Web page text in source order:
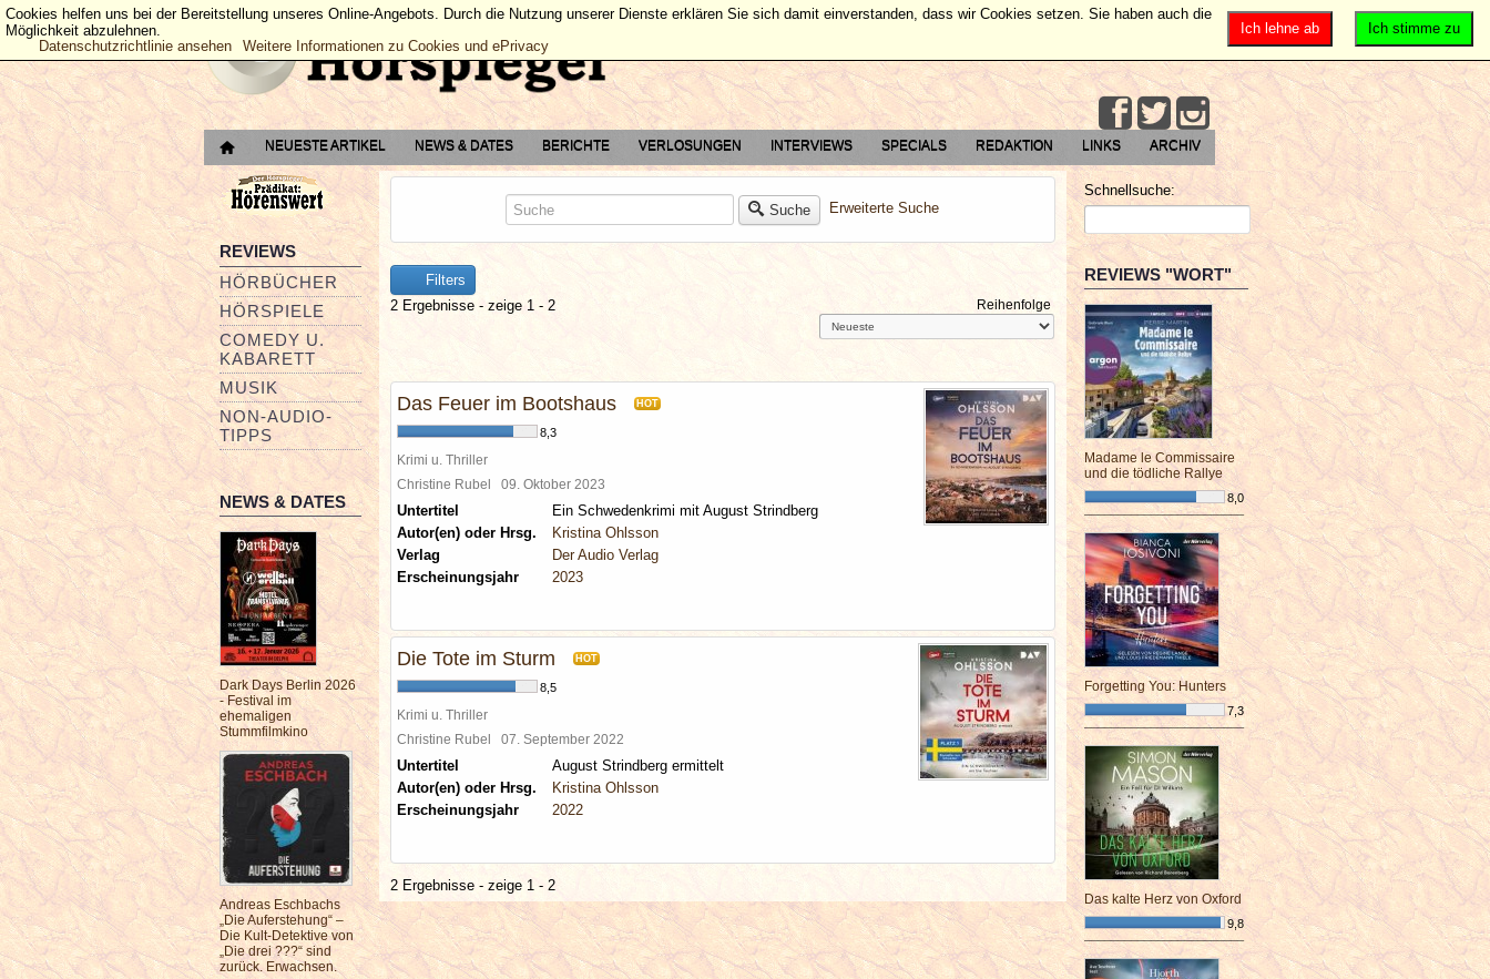
NEUESTE ARTIKEL NEWS & DATES BERICHTE VERLOSUNGEN INTERVIEWS SPECIALS REDAKTION LINKS ARCHIV
REVIEWS
HÖRBÜCHER
HÖRSPIELE
COMEDY U.
KABARETT
MUSIK
NON-AUDIO-
TIPPS
NEWS & DATES
Dark Days Berlin 2026
- Festival im
ehemaligen
Stummfilmkino
Andreas Eschbachs
„Die Auferstehung“ –
Die Kult-Detektive von
„Die drei ???“ sind
zurück. Erwachsen.
Suche Erweiterte Suche
Filters
2 Ergebnisse - zeige 1 - 2
Reihenfolge
Das Feuer im Bootshaus HOT
8,3
Krimi u. Thriller
Christine Rubel 09. Oktober 2023
Untertitel
Ein Schwedenkrimi mit August Strindberg
Autor(en) oder Hrsg.
Kristina Ohlsson
Verlag
Der Audio Verlag
Erscheinungsjahr
2023
Die Tote im Sturm HOT
8,5
Krimi u. Thriller
Christine Rubel 07. September 2022
Untertitel
August Strindberg ermittelt
Autor(en) oder Hrsg.
Kristina Ohlsson
Erscheinungsjahr
2022
2 Ergebnisse - zeige 1 - 2
Schnellsuche:
REVIEWS "WORT"
Madame le Commissaire
und die tödliche Rallye
8,0
¯¯¯¯¯¯¯¯¯¯¯¯¯¯¯¯¯¯¯¯¯¯¯¯
Forgetting You: Hunters
7,3
¯¯¯¯¯¯¯¯¯¯¯¯¯¯¯¯¯¯¯¯¯¯¯¯
Das kalte Herz von Oxford
9,8
¯¯¯¯¯¯¯¯¯¯¯¯¯¯¯¯¯¯¯¯¯¯¯¯
Ich stimme zu
Ich lehne ab
Cookies helfen uns bei der Bereitstellung unseres Online-Angebots. Durch die Nutzung unserer Dienste erklären Sie sich damit einverstanden, dass wir Cookies setzen. Sie haben auch die
Möglichkeit abzulehnen.
Datenschutzrichtlinie ansehen
Weitere Informationen zu Cookies und ePrivacy